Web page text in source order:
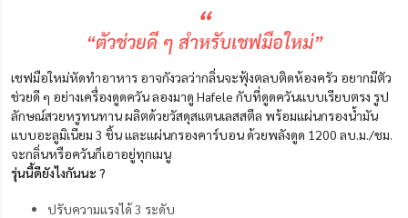
“
“ตัวช่วยดี ๆ สำหรับเชฟมือใหม่”
เชฟมือใหม่หัดทำอาหาร อาจกังวลว่ากลิ่นจะฟุ้งตลบติดห้องครัว อยากมีตัว
ช่วยดี ๆ อย่างเครื่องดูดควัน ลองมาดู Hafele กับที่ดูดควันแบบเรียบตรง รูป
ลักษณ์สวยหรูทนทาน ผลิตด้วยวัสดุสแตนเลสสตีล พร้อมแผ่นกรองน้ำมัน
แบบอะลูมิเนียม 3 ชิ้น และแผ่นกรองคาร์บอน ด้วยพลังดูด 1200 ลบ.ม./ชม.
จะกลิ่นหรือควันก็เอาอยู่ทุกเมนู
รุ่นนี้ดียังไงกันนะ ?
ปรับความแรงได้ 3 ระดับ